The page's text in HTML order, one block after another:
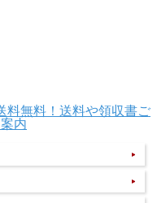
料無料！送料や領収書ご
内